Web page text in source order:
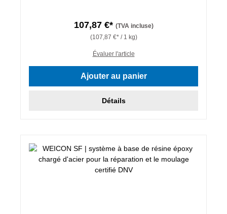
107,87 €* (TVA incluse)
(107,87 €* / 1 kg)
Évaluer l'article
Ajouter au panier
Détails